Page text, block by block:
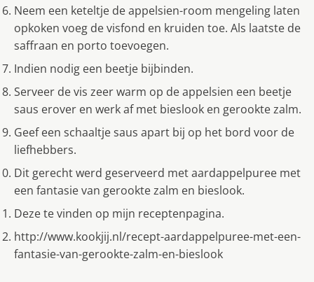
Neem een keteltje de appelsien-room mengeling laten
opkoken voeg de visfond en kruiden toe. Als laatste de
saffraan en porto toevoegen.
Indien nodig een beetje bijbinden.
Serveer de vis zeer warm op de appelsien een beetje
saus erover en werk af met bieslook en gerookte zalm.
Geef een schaaltje saus apart bij op het bord voor de
liefhebbers.
Dit gerecht werd geserveerd met aardappelpuree met
een fantasie van gerookte zalm en bieslook.
Deze te vinden op mijn receptenpagina.
http://www.kookjij.nl/recept-aardappelpuree-met-een-
fantasie-van-gerookte-zalm-en-bieslook